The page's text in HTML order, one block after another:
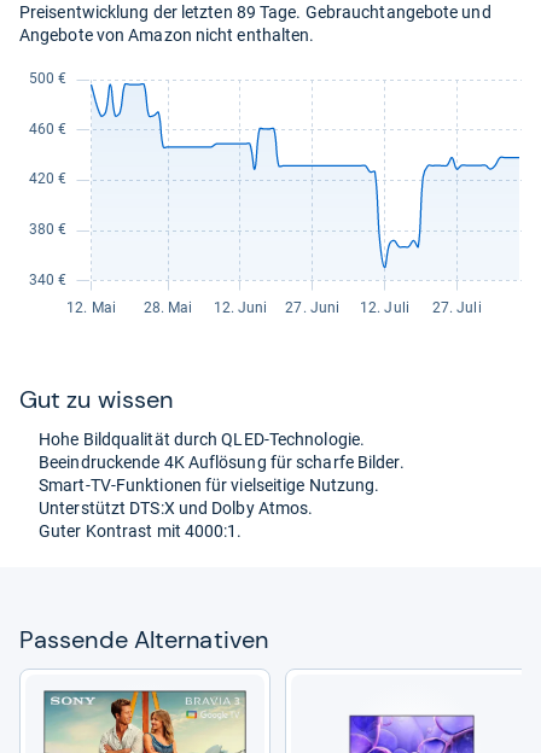
517,00
kaufen.
Preisentwicklung der letzten 89 Tage. Gebrauchtangebote und
Angebote von Amazon nicht enthalten.
Gut zu wis­sen
Hohe Bild­qua­li­tät durch QLED-​Tech­no­lo­gie.
Beein­dru­ckende 4K Auf­lö­sung für scharfe Bil­der.
Smart-​TV-​Funk­tio­nen für viel­sei­tige Nut­zung.
Unter­stützt DTS:X und Dolby Atmos.
Guter Kon­trast mit 4000:1.
Pas­sende Alter­na­ti­ven